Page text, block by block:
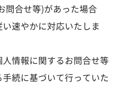
問合せ等)があった場合
速やかに対応いたしま
情報に関するお問合せ等
続に基づいて行っていた